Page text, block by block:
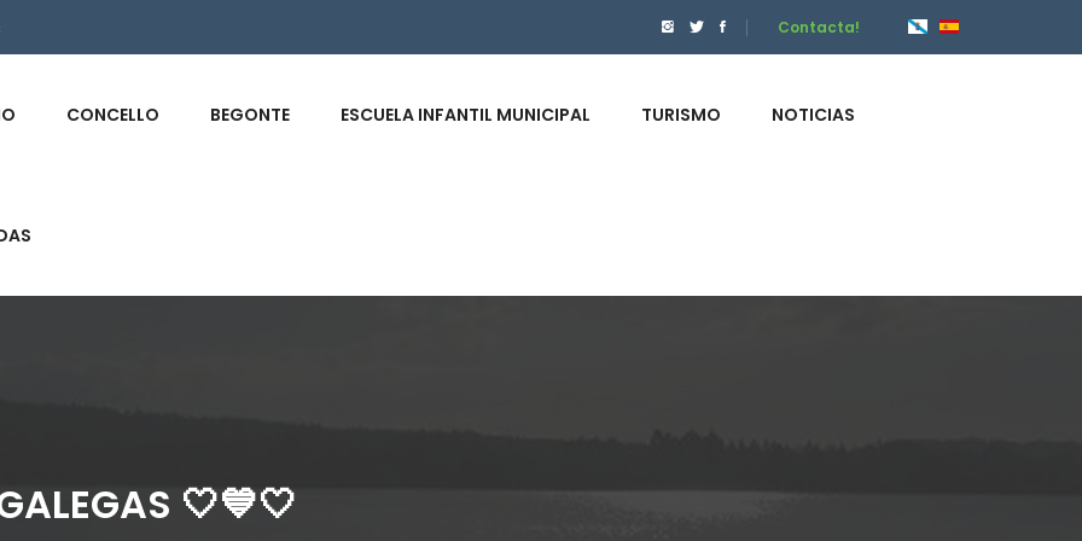
Contacta!
CONCELLO BEGONTE ESCUELA INFANTIL MUNICIPAL TURISMO NOTICIAS
🤍💙🤍